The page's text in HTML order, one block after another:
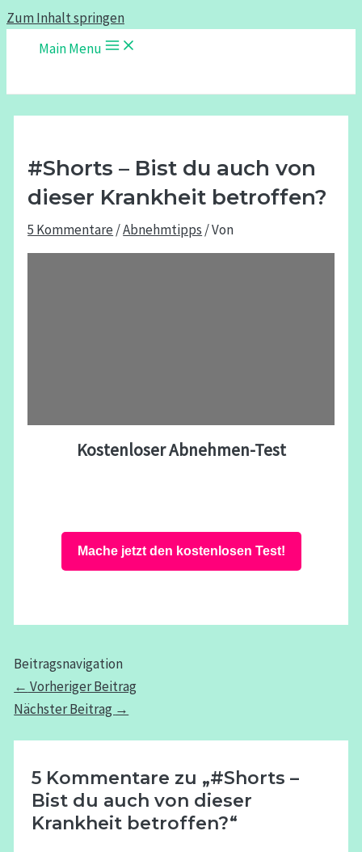
Zum Inhalt springen
Main Menu
#Shorts – Bist du auch von
dieser Krankheit betroffen?
5 Kommentare /Abnehmtipps / Von
Kostenloser Abnehmen-Test
Mache jetzt den kostenlosen Test!
Beitragsnavigation
← Vorheriger Beitrag
Nächster Beitrag →
5 Kommentare zu „#Shorts –
Bist du auch von dieser
Krankheit betroffen?“